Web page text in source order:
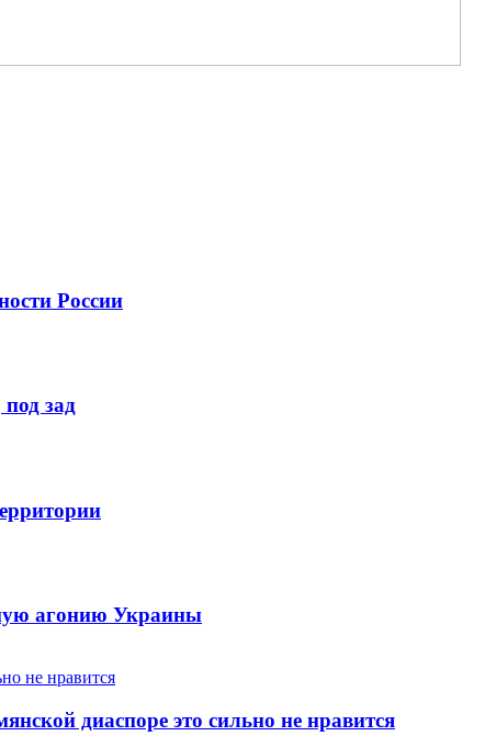
России
зад
агонию Украины
диаспоре это сильно не нравится